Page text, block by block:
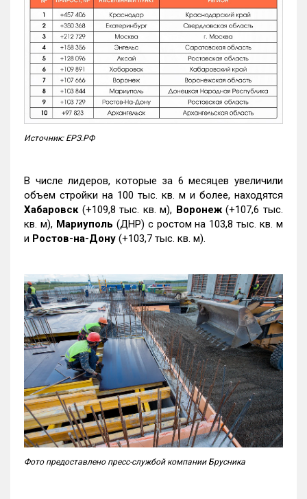
Источник: ЕРЗ.РФ
В числе лидеров, которые за 6 месяцев увеличили
объем стройки на 100 тыс. кв. м и более, находятся
Хабаровск (+109,8 тыс. кв. м), Воронеж(+107,6 тыс.
кв. м), Мариуполь (ДНР) с ростом на 103,8 тыс. кв. м
и Ростов-на-Дону (+103,7 тыс. кв. м).
Фото предоставлено пресс-службой компании Брусника